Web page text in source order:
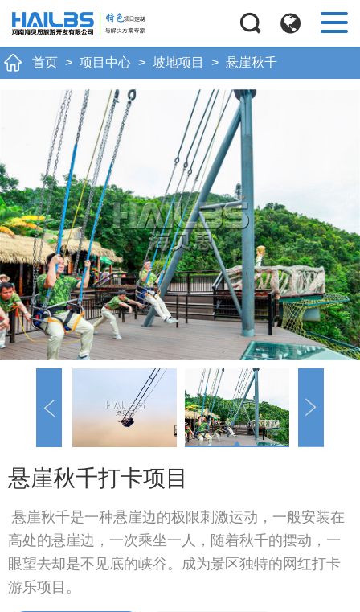
首页 > 项目中心 > 坡地项目 > 悬崖秋千
Next
悬崖秋千打卡项目
悬崖秋千是一种悬崖边的极限刺激运动，一般安装在
高处的悬崖边，一次乘坐一人，随着秋千的摆动，一
眼望去却是不见底的峡谷。成为景区独特的网红打卡
游乐项目。